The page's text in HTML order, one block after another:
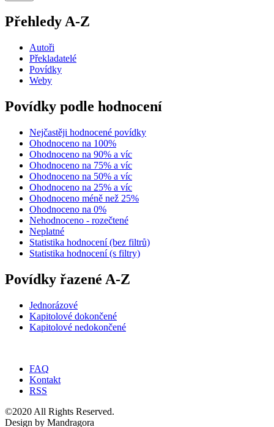
Přehledy A-Z
Autoři
Překladatelé
Povídky
Weby
Povídky podle hodnocení
Nejčastěji hodnocené povídky
Ohodnoceno na 100%
Ohodnoceno na 90% a víc
Ohodnoceno na 75% a víc
Ohodnoceno na 50% a víc
Ohodnoceno na 25% a víc
Ohodnoceno méně než 25%
Ohodnoceno na 0%
Nehodnoceno - rozečtené
Neplatné
Statistika hodnocení (bez filtrů)
Statistika hodnocení (s filtry)
Povídky řazené A-Z
Jednorázové
Kapitolové dokončené
Kapitolové nedokončené
FAQ
Kontakt
RSS
©2020 All Rights Reserved.
Design by Mandragora